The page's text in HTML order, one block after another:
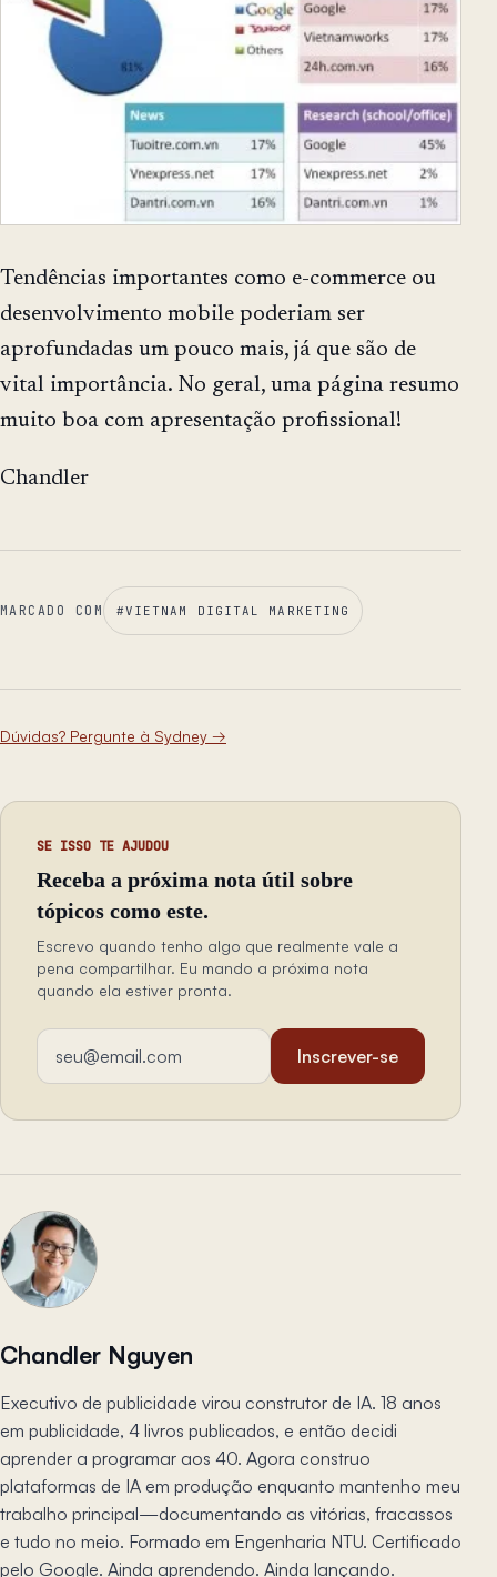
Tendências importantes como e-commerce ou
desenvolvimento mobile poderiam ser
aprofundadas um pouco mais, já que são de
vital importância. No geral, uma página resumo
muito boa com apresentação profissional!
Chandler
MARCADO COM #VIETNAM DIGITAL MARKETING
Dúvidas? Pergunte à Sydney →
SE ISSO TE AJUDOU
Receba a próxima nota útil sobre
tópicos como este.
Escrevo quando tenho algo que realmente vale a
pena compartilhar. Eu mando a próxima nota
quando ela estiver pronta.
Endereço de email
Inscrever-se
Chandler Nguyen
Executivo de publicidade virou construtor de IA. 18 anos
em publicidade, 4 livros publicados, e então decidi
aprender a programar aos 40. Agora construo
plataformas de IA em produção enquanto mantenho meu
trabalho principal—documentando as vitórias, fracassos
e tudo no meio. Formado em Engenharia NTU. Certificado
pelo Google. Ainda aprendendo. Ainda lançando.